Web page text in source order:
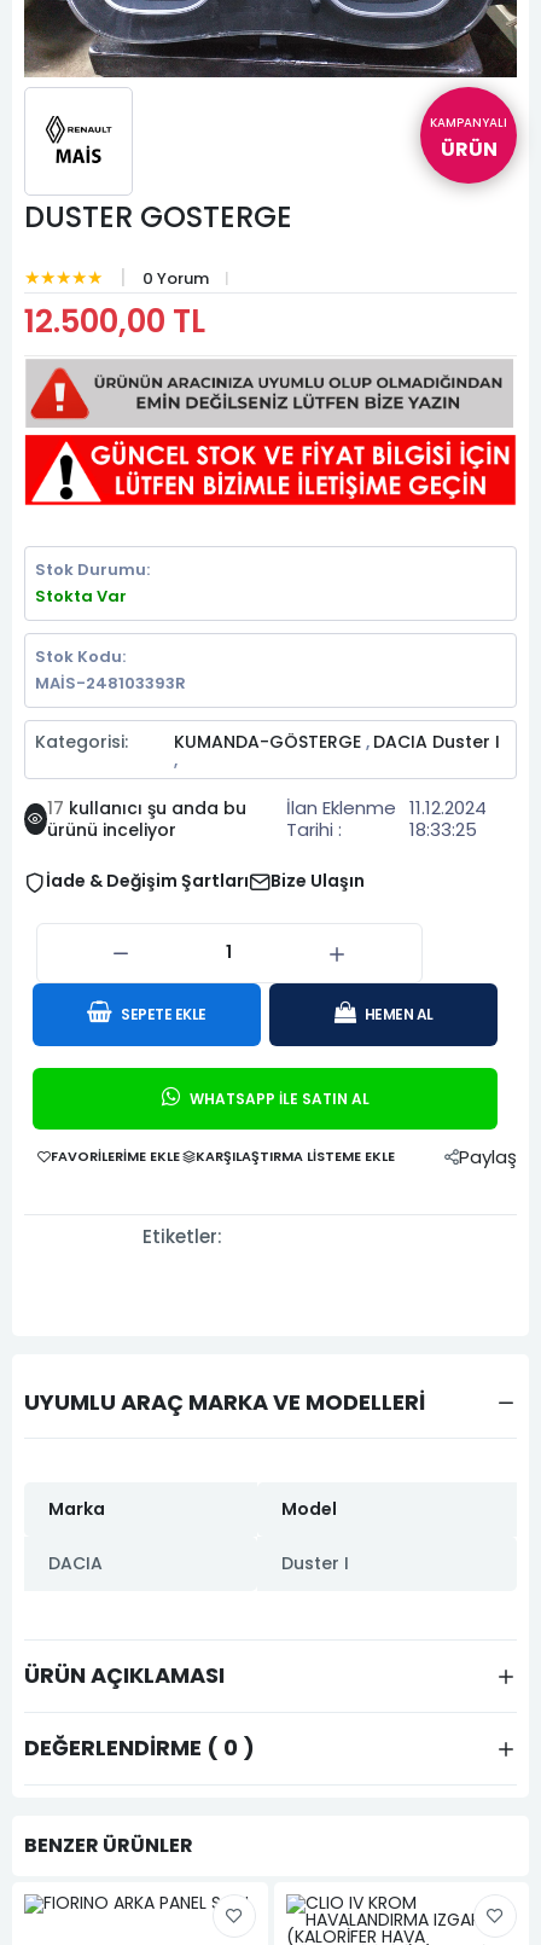
KAMPANYALI
ÜRÜN
DUSTER GOSTERGE
★★★★★ 0 Yorum
12.500,00 TL
Stok Durumu:
Stokta Var
Stok Kodu:
MAİS-248103393R
Kategorisi: KUMANDA-GÖSTERGE , DACIA Duster I
,
17 kullanıcı şu anda bu
ürünü inceliyor
İlan Eklenme
Tarihi :
11.12.2024
18:33:25
İade & Değişim Şartları Bize Ulaşın
SEPETE EKLE HEMEN AL
WHATSAPP İLE SATIN AL
FAVORILERIME EKLE KARŞILAŞTIRMA LISTEME EKLE Paylaş
Etiketler:
UYUMLU ARAÇ MARKA VE MODELLERİ
Marka Model
DACIA Duster I
ÜRÜN AÇIKLAMASI
DEĞERLENDIRME ( 0 )
BENZER ÜRÜNLER